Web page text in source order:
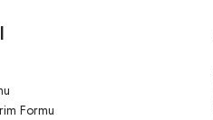
Formu